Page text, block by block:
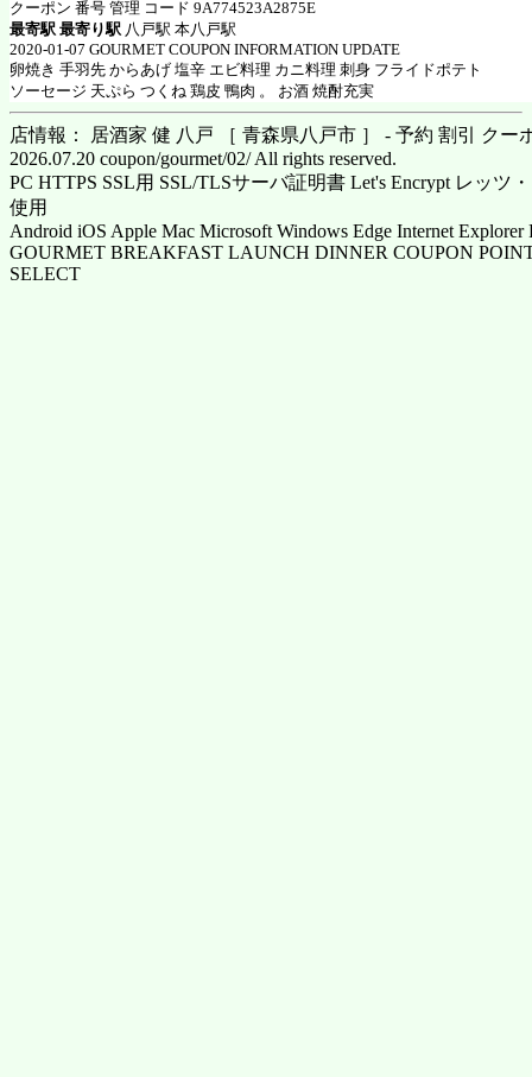
クーポン 番号 管理 コード 9A774523A2875E
最寄駅 最寄り駅 八戸駅 本八戸駅
2020-01-07 GOURMET COUPON INFORMATION UPDATE
卵焼き 手羽先 からあげ 塩辛 エビ料理 カニ料理 刺身 フライドポテト
ソーセージ 天ぷら つくね 鶏皮 鴨肉 。 お酒 焼酎充実
店情報： 居酒家 健 八戸 ［ 青森県八戸市 ］ - 予約 割引 クー
2026.07.20 coupon/gourmet/02/ All rights reserved.
PC HTTPS SSL用 SSL/TLSサーバ証明書 Let's Encrypt レッツ
使用
Android iOS Apple Mac Microsoft Windows Edge Internet Explorer
GOURMET BREAKFAST LAUNCH DINNER COUPON
SELECT